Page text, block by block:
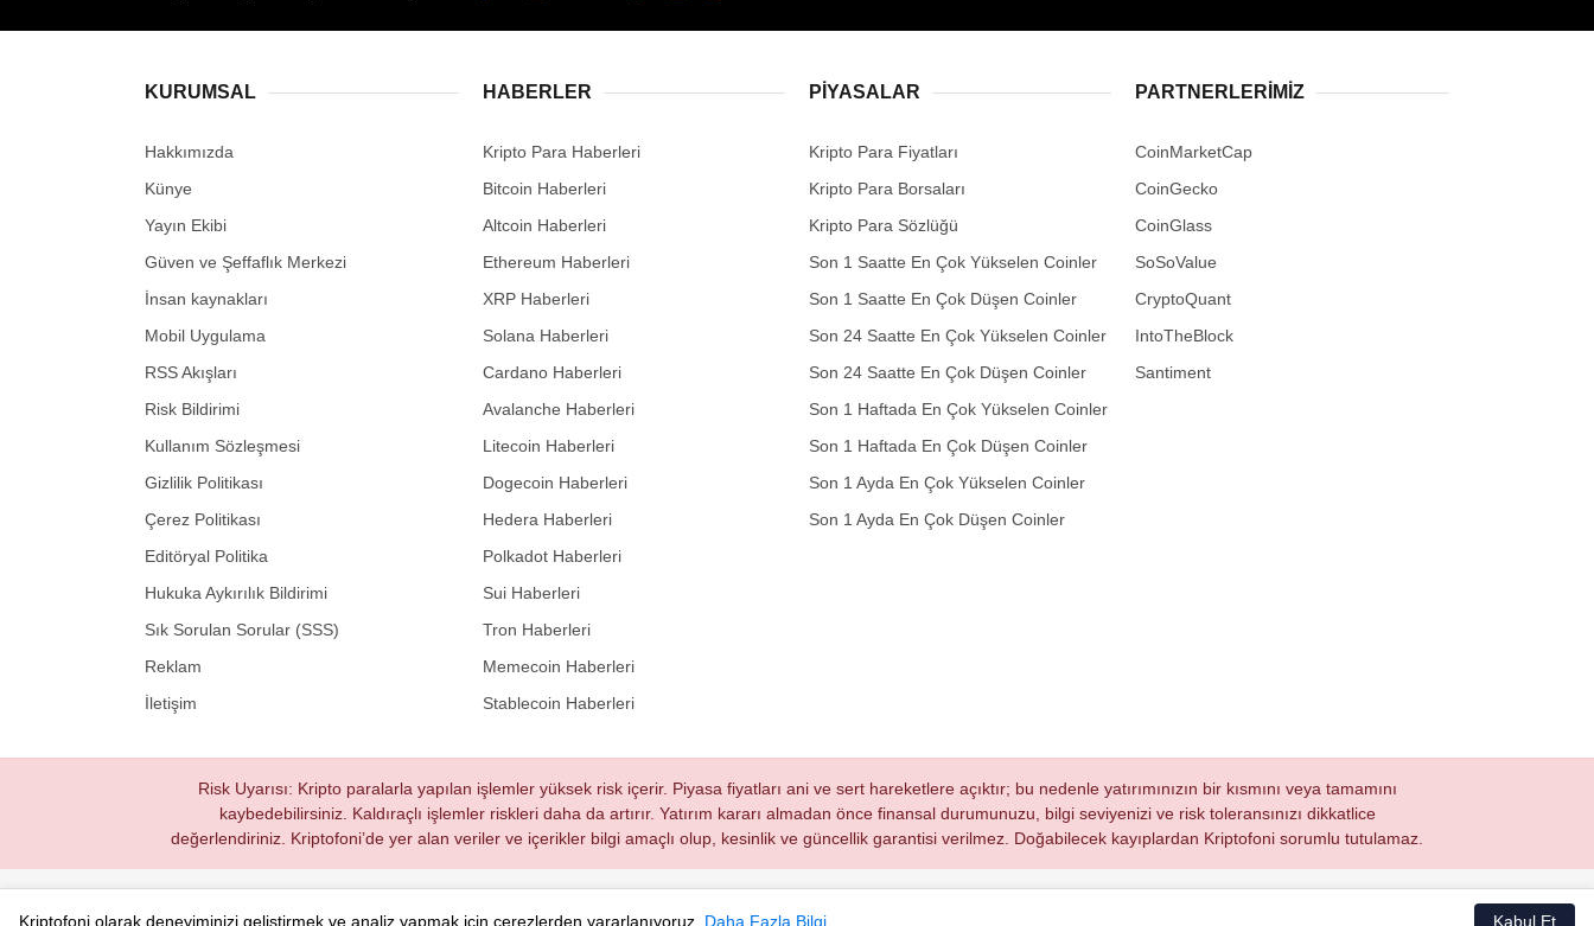
KURUMSAL
Hakkımızda
Künye
Yayın Ekibi
Güven ve Şeffaflık Merkezi
İnsan kaynakları
Mobil Uygulama
RSS Akışları
Risk Bildirimi
Kullanım Sözleşmesi
Gizlilik Politikası
Çerez Politikası
Editöryal Politika
Hukuka Aykırılık Bildirimi
Sık Sorulan Sorular (SSS)
Reklam
İletişim
HABERLER
Kripto Para Haberleri
Bitcoin Haberleri
Altcoin Haberleri
Ethereum Haberleri
XRP Haberleri
Solana Haberleri
Cardano Haberleri
Avalanche Haberleri
Litecoin Haberleri
Dogecoin Haberleri
Hedera Haberleri
Polkadot Haberleri
Sui Haberleri
Tron Haberleri
Memecoin Haberleri
Stablecoin Haberleri
PIYASALAR
Kripto Para Fiyatları
Kripto Para Borsaları
Kripto Para Sözlüğü
Son 1 Saatte En Çok Yükselen Coinler
Son 1 Saatte En Çok Düşen Coinler
Son 24 Saatte En Çok Yükselen Coinler
Son 24 Saatte En Çok Düşen Coinler
Son 1 Haftada En Çok Yükselen Coinler
Son 1 Haftada En Çok Düşen Coinler
Son 1 Ayda En Çok Yükselen Coinler
Son 1 Ayda En Çok Düşen Coinler
PARTNERLERIMIZ
CoinMarketCap
CoinGecko
CoinGlass
SoSoValue
CryptoQuant
IntoTheBlock
Santiment
Risk Uyarısı: Kripto paralarla yapılan işlemler yüksek risk içerir. Piyasa fiyatları ani ve sert hareketlere açıktır; bu nedenle yatırımınızın bir kısmını veya tamamını
kaybedebilirsiniz. Kaldıraçlı işlemler riskleri daha da artırır. Yatırım kararı almadan önce finansal durumunuzu, bilgi seviyenizi ve risk toleransınızı dikkatlice
değerlendiriniz. Kriptofoni’de yer alan veriler ve içerikler bilgi amaçlı olup, kesinlik ve güncellik garantisi verilmez. Doğabilecek kayıplardan Kriptofoni sorumlu tutulamaz.
Kriptofoni © 2020 - 2026. Tüm hakları saklıdır.
Kriptofoni olarak deneyiminizi geliştirmek ve analiz yapmak için çerezlerden yararlanıyoruz. Daha Fazla Bilgi Kabul Et